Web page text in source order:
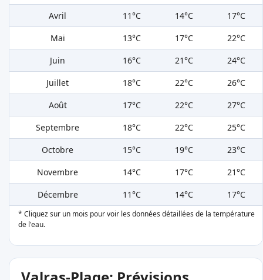
Avril
11°C 14°C
17°C
Mai
13°C 17°C
22°C
Juin
16°C 21°C
24°C
Juillet
18°C 22°C
26°C
Août
17°C 22°C
27°C
Septembre
18°C 22°C
25°C
Octobre
15°C 19°C
23°C
Novembre
14°C 17°C
21°C
Décembre
11°C 14°C 17°C
* Cliquez sur un mois pour voir les données détaillées de la température
de l'eau.